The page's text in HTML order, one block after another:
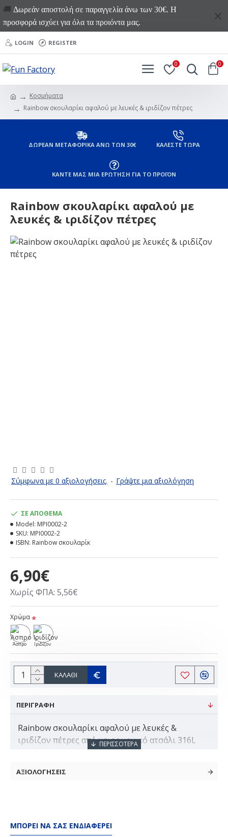
🚚 Δωρεάν αποστολή σε παραγγελία άνω των 30€. Η
προσφορά ισχύει για όλα τα προιόντα μας.
LOGIN REGISTER
0 0
Κοσμήματα
Rainbow σκουλαρίκι αφαλού με λευκές & ιριδίζον πέτρες
ΔΩΡΕΑΝ ΜΕΤΑΦΟΡΙΚΑ ΑΝΩ ΤΩΝ 30€ ΚΑΛΕΣΤΕ ΤΩΡΑ
ΚΑΝΤΕ ΜΑΣ ΜΙΑ ΕΡΩΤΗΣΗ ΓΙΑ ΤΟ ΠΡΟΪΟΝ
Rainbow σκουλαρίκι αφαλού με
λευκές & ιριδίζον πέτρες
Σύμφωνα με 0 αξιολογήσεις. - Γράψτε μια αξιολόγηση
6,90€
Χωρίς ΦΠΑ: 5,56€
ΣΕ ΑΠΌΘΕΜΑ
Model: MPI0002-2
SKU: MPI0002-2
ISBN: Rainbow σκουλαρίκ
Χρώμα
Άσπρο Ιριδίζον
ΚΑΛΆΘΙ
ΠΕΡΙΓΡΑΦΗ
Rainbow σκουλαρίκι αφαλού με λευκές &
ιριδίζον πέτρες από χειρουργικό ατσάλι 316L
Αντιαλλεργικό - Δεν αλλοιώνεται το
ατσάλι 316L Διαστάσεις: 1.6x10x5/8mm Χρώμα:
ΑΞΙΟΛΟΓΗΣΕΙΣ
ΜΠΟΡΕΊ ΝΑ ΣΑΣ ΕΝΔΙΑΦΈΡΕΙ